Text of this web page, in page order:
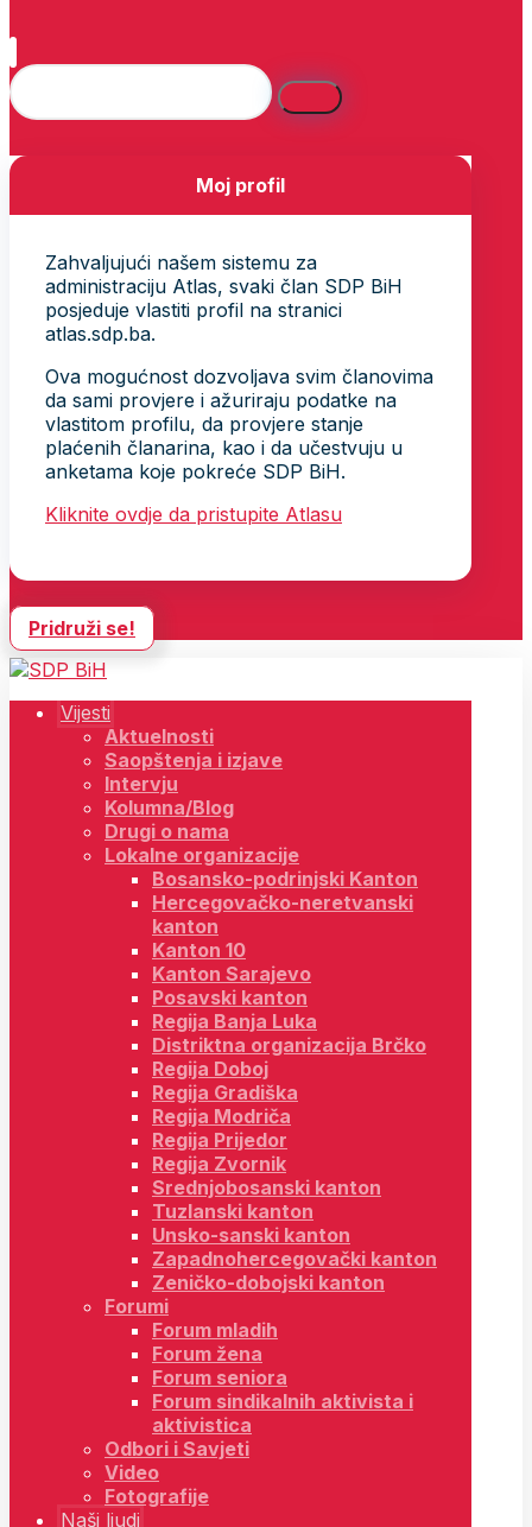
Moj profil
Zahvaljujući našem sistemu za
administraciju Atlas, svaki član SDP BiH
posjeduje vlastiti profil na stranici
atlas.sdp.ba.
Ova mogućnost dozvoljava svim članovima
da sami provjere i ažuriraju podatke na
vlastitom profilu, da provjere stanje
plaćenih članarina, kao i da učestvuju u
anketama koje pokreće SDP BiH.
Kliknite ovdje da pristupite Atlasu
Pridruži se!
Vijesti
Aktuelnosti
Saopštenja i izjave
Intervju
Kolumna/Blog
Drugi o nama
Lokalne organizacije
Bosansko-podrinjski Kanton
Hercegovačko-neretvanski
kanton
Kanton 10
Kanton Sarajevo
Posavski kanton
Regija Banja Luka
Distriktna organizacija Brčko
Regija Doboj
Regija Gradiška
Regija Modriča
Regija Prijedor
Regija Zvornik
Srednjobosanski kanton
Tuzlanski kanton
Unsko-sanski kanton
Zapadnohercegovački kanton
Zeničko-dobojski kanton
Forumi
Forum mladih
Forum žena
Forum seniora
Forum sindikalnih aktivista i
aktivistica
Odbori i Savjeti
Video
Fotografije
Naši ljudi